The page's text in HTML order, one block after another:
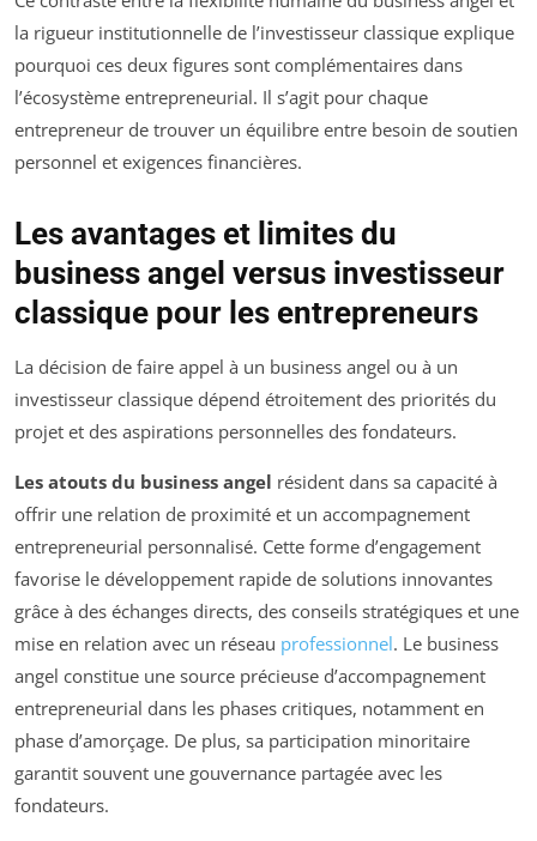
la rigueur institutionnelle de l’investisseur classique explique
pourquoi ces deux figures sont complémentaires dans
l’écosystème entrepreneurial. Il s’agit pour chaque
entrepreneur de trouver un équilibre entre besoin de soutien
personnel et exigences financières.
Les avantages et limites du
business angel versus investisseur
classique pour les entrepreneurs
La décision de faire appel à un business angel ou à un
investisseur classique dépend étroitement des priorités du
projet et des aspirations personnelles des fondateurs.
Les atouts du business angel résident dans sa capacité à
offrir une relation de proximité et un accompagnement
entrepreneurial personnalisé. Cette forme d’engagement
favorise le développement rapide de solutions innovantes
grâce à des échanges directs, des conseils stratégiques et une
mise en relation avec un réseau professionnel. Le business
angel constitue une source précieuse d’accompagnement
entrepreneurial dans les phases critiques, notamment en
phase d’amorçage. De plus, sa participation minoritaire
garantit souvent une gouvernance partagée avec les
fondateurs.